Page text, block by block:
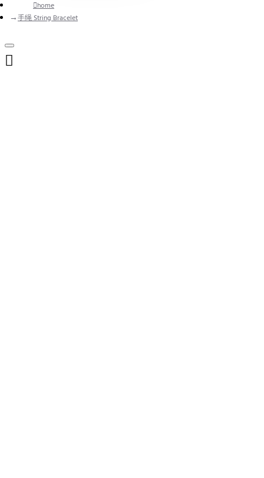
home
手绳 String Bracelet